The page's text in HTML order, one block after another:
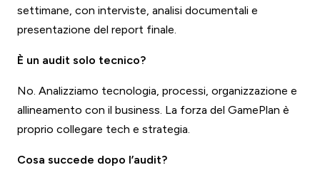
settimane, con interviste, analisi documentali e
presentazione del report finale.
È un audit solo tecnico?
No. Analizziamo tecnologia, processi, organizzazione e
allineamento con il business. La forza del GamePlan è
proprio collegare tech e strategia.
Cosa succede dopo l’audit?